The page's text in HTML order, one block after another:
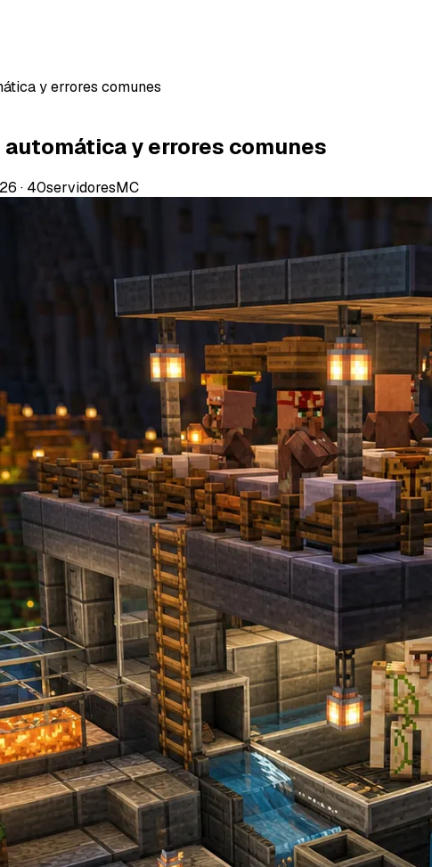
y errores comunes
y errores comunes
· 40servidoresMC